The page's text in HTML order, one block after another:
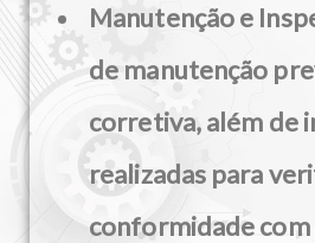
Manutenção e
de manutenção
corretiva, além de
realizadas para
conformidade com